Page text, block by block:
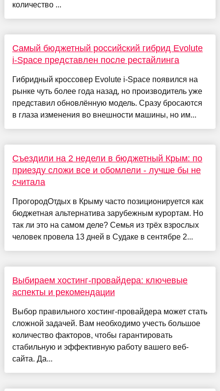
количество ...
Самый бюджетный российский гибрид Evolute
i-Space представлен после рестайлинга
Гибридный кроссовер Evolute i-Space появился на
рынке чуть более года назад, но производитель уже
представил обновлённую модель. Сразу бросаются
в глаза изменения во внешности машины, но им...
Съездили на 2 недели в бюджетный Крым: по
приезду сложи все и обомлели - лучше бы не
считала
ПрогородОтдых в Крыму часто позиционируется как
бюджетная альтернатива зарубежным курортам. Но
так ли это на самом деле? Семья из трёх взрослых
человек провела 13 дней в Судаке в сентябре 2...
Выбираем хостинг-провайдера: ключевые
аспекты и рекомендации
Выбор правильного хостинг-провайдера может стать
сложной задачей. Вам необходимо учесть большое
количество факторов, чтобы гарантировать
стабильную и эффективную работу вашего веб-
сайта. Да...